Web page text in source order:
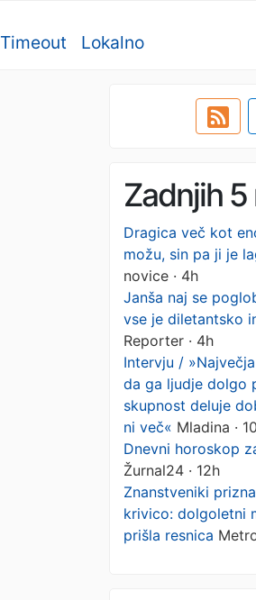
Timeout Lokalno
Zadnjih
Dragica več kot
možu, sin pa ji je
novice · 4h
Janša naj se
vse je diletantsko
Reporter · 4h
Intervju /
da ga ljudje dolgo
skupnost deluje
ni več« Mladina ·
Dnevni horoskop
Žurnal24 · 12h
Znanstveniki
krivico: dolgoletni
prišla resnica